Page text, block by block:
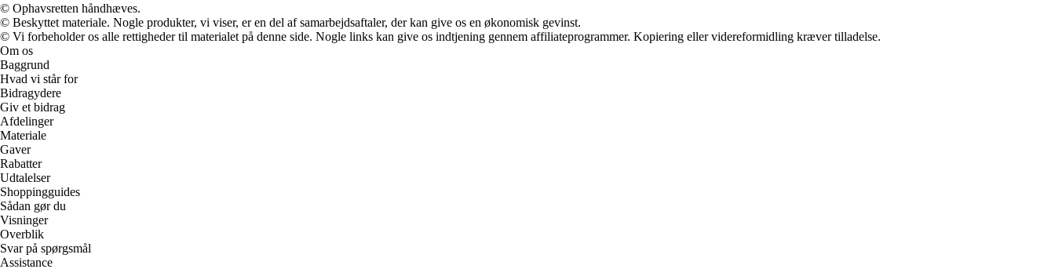
© Ophavsretten håndhæves.
© Beskyttet materiale. Nogle produkter, vi viser, er en del af samarbejdsaftaler, der kan give os en økonomisk gevinst.
© Vi forbeholder os alle rettigheder til materialet på denne side. Nogle links kan give os indtjening gennem affiliateprogrammer. Kopiering eller videreformidling kræver tilladelse.
Om os
Baggrund
Hvad vi står for
Bidragydere
Giv et bidrag
Afdelinger
Materiale
Gaver
Rabatter
Udtalelser
Shoppingguides
Sådan gør du
Visninger
Overblik
Svar på spørgsmål
Assistance